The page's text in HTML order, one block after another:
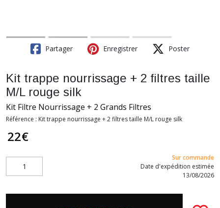
Partager Enregistrer Poster
Kit trappe nourrissage + 2 filtres taille
M/L rouge silk
Kit Filtre Nourrissage + 2 Grands Filtres
Référence : Kit trappe nourrissage + 2 filtres taille M/L rouge silk
22€
Sur commande
Date d'expédition estimée
13/08/2026